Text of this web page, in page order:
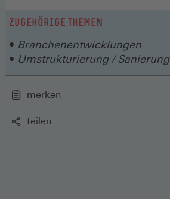
ZUGEHÖRIGE THEMEN
Branchenentwicklungen
Umstrukturierung / Sanierung
merken
teilen